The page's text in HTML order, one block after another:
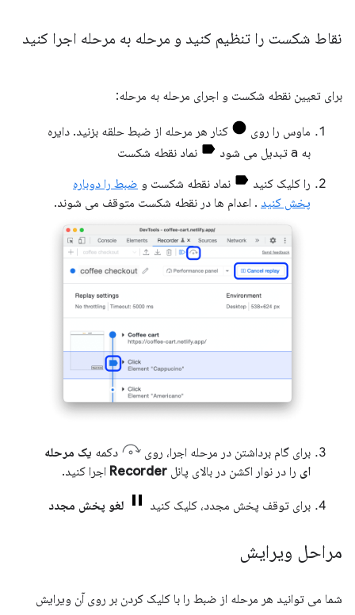
نقاط شکست را تنظیم کنید و مرحله به مرحله اجرا کنید
برای تعیین نقطه شکست و اجرای مرحله به مرحله:
ماوس را روی
کنار هر مرحله از ضبط حلقه بزنید. دایره
به a تبدیل می شود
نماد نقطه شکست
را کلیک کنید
نماد نقطه شکست و ضبط را دوباره
پخش کنید . اعدام ها در نقطه شکست متوقف می شوند.
برای گام برداشتن در مرحله اجرا، روی دکمه یک مرحله
ای را در نوار اکشن در بالای پانل Recorder اجرا کنید.
برای توقف پخش مجدد، کلیک کنید لغو پخش مجدد
مراحل ویرایش
شما می توانید هر مرحله از ضبط را با کلیک کردن بر روی آن ویرایش